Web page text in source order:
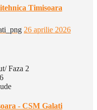
Timisoara
26 aprilie 2026
Faza 2
- CSM Galati